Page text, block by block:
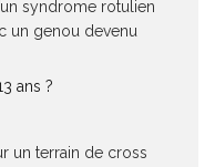
syndrome rotulien
un genou devenu
ans ?
un terrain de cross